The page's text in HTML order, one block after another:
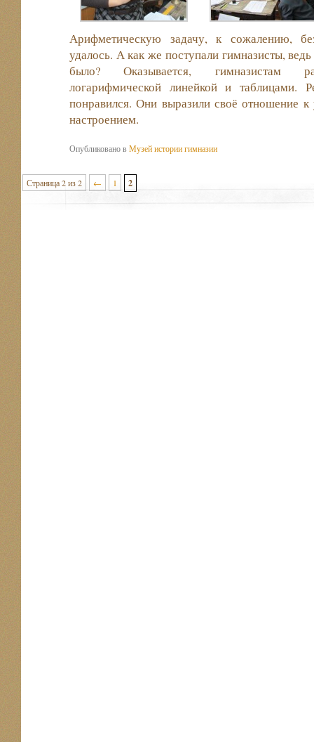
Арифметическую задачу, к сожалению,
удалось. А как же поступали гимназисты,
было? Оказывается, гимназистам
логарифмической линейкой и таблицами.
понравился. Они выразили своё отношение
настроением.
Опубликовано вМузей истории гимназии
Страница 2 из 2 ← 1 2